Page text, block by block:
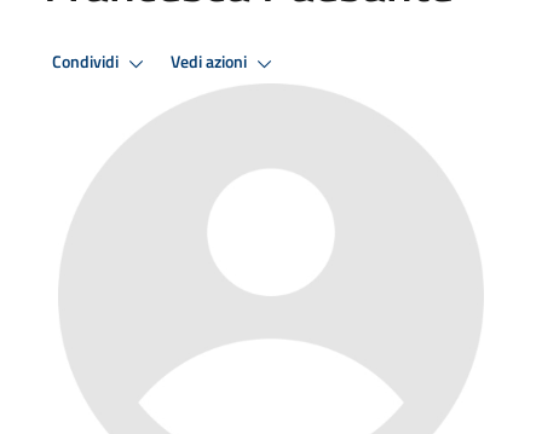
Condividi Vedi azioni